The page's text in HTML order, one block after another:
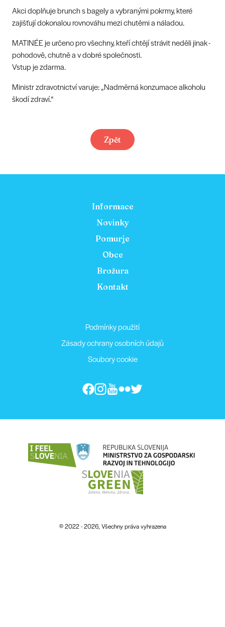
Akci doplňuje brunch s bagely a vybranými pokrmy, které
zajišťují dokonalou rovnováhu mezi chutěmi a náladou.
MATINÉE je určeno pro všechny, kteří chtějí strávit neděli jinak -
pohodově, chutně a v dobré společnosti.
Vstup je zdarma.
Ministr zdravotnictví varuje: „Nadměrná konzumace alkoholu
škodí zdraví.“
Zpět
Informace
Novinky
Pomurje
Obce
Brožura
Kontakt
Podmínky použití
Zásady ochrany osobních údajů
Soubory cookie
© 2022 - 2026, Všechny práva vyhrazena